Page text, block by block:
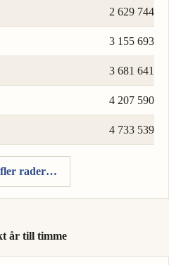
2 629 744
3 155 693
3 681 641
4 207 590
4 733 539
rader…
år till timme